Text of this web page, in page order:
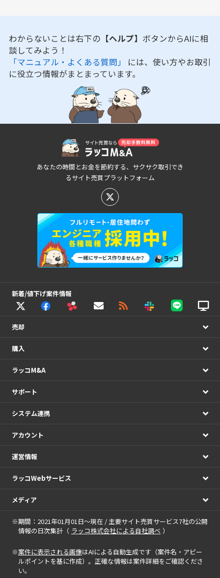
わからないことは右下の 【ヘルプ】 ボタンからAIに相
談してみよう！
「マニュアル・よくある質問」 には、使い方やお取引
に役立つ情報がまとまっています。
あなたの時間とお金を節約する、サクサク取引でき
るサイト売買プラットフォーム
新着/値下げ案件情報
売却
購入
ラッコM&A
サポート
システム連携
アカウント
運営情報
ラッコWebサービス
メディア
※期間：2021年01月01日～現在 / 主要サイト売買サービス7社の公開
情報の日次集計（ ラッコ株式会社による自社調べ ）
※案件に表示される画像はAIによる自動生成です（案件名・アピー
ルポイントを基に作成）。正確な情報は案件詳細をご確認くださ
い。